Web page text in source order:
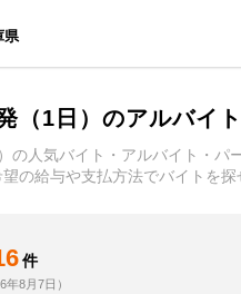
県
（1日）のアルバイ
の人気バイト・アルバイト・
の給与や支払方法でバイトを探
件
年8月7日）